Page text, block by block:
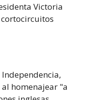
Victoria
homenajear "a